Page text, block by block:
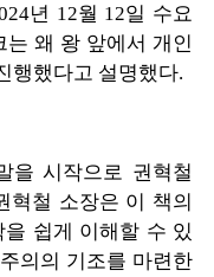
년 12월 12일 수요
왜 왕 앞에서 개인
행했다고 설명했다.
을 시작으로 권혁철
혁철 소장은 이 책의
쉽게 이해할 수 있
의의 기조를 마련한